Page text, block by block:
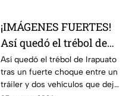
¡IMÁGENES FUERTES!
Así quedó el trébol de
Irapuato tras aparatoso
choque; hay mu3rtos y
lesionados
Así quedó el trébol de Irapuato
tras un fuerte choque entre un
tráiler y dos vehículos que dejó